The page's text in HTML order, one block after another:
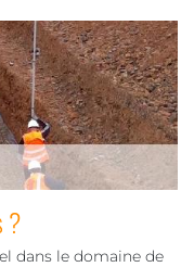
?
dans le domaine de